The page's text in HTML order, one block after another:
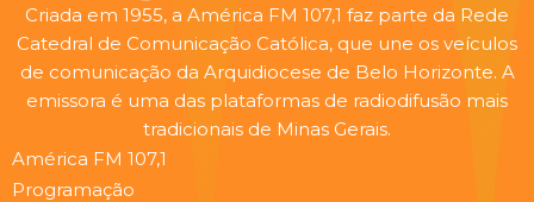
Criada em 1955, a América FM 107,1 faz parte da Rede
Catedral de Comunicação Católica, que une os veículos
de comunicação da Arquidiocese de Belo Horizonte. A
emissora é uma das plataformas de radiodifusão mais
tradicionais de Minas Gerais.
América FM 107,1
Programação